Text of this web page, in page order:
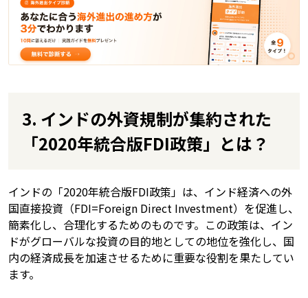
3. インドの外資規制が集約された
「2020年統合版FDI政策」とは？
インドの「2020年統合版FDI政策」は、インド経済への外
国直接投資（FDI=Foreign Direct Investment）を促進し、
簡素化し、合理化するためのものです。この政策は、イン
ドがグローバルな投資の目的地としての地位を強化し、国
内の経済成長を加速させるために重要な役割を果たしてい
ます。